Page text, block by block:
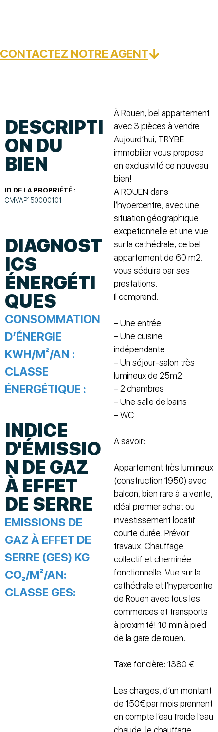
CONTACTEZ NOTRE AGENT
DESCRIPTI
ON DU
BIEN
ID DE LA PROPRIÉTÉ :
CMVAP150000101
DIAGNOST
ICS
ÉNERGÉTI
QUES
CONSOMMATION
D’ÉNERGIE
KWH/M²/AN :
CLASSE
ÉNERGÉTIQUE :
INDICE
D'ÉMISSIO
N DE GAZ
À EFFET
DE SERRE
EMISSIONS DE
GAZ À EFFET DE
SERRE (GES) KG
CO₂/M²/AN:
CLASSE GES:
À Rouen, bel appartement
avec 3 pièces à vendre
Aujourd’hui, TRYBE
immobilier vous propose
en exclusivité ce nouveau
bien!
A ROUEN dans
l’hypercentre, avec une
situation géographique
excpetionnelle et une vue
sur la cathédrale, ce bel
appartement de 60 m2,
vous séduira par ses
prestations.
Il comprend:
– Une entrée
– Une cuisine
indépendante
– Un séjour-salon très
lumineux de 25m2
– 2 chambres
– Une salle de bains
– WC
A savoir:
Appartement très lumineux
(construction 1950) avec
balcon, bien rare à la vente,
idéal premier achat ou
investissement locatif
courte durée. Prévoir
travaux. Chauffage
collectif et cheminée
fonctionnelle. Vue sur la
cathédrale et l’hypercentre
de Rouen avec tous les
commerces et transports
à proximité! 10 min à pied
de la gare de rouen.
Taxe foncière: 1380 €
Les charges, d’un montant
de 150€ par mois prennent
en compte l’eau froide l’eau
chaude, le chauffage,